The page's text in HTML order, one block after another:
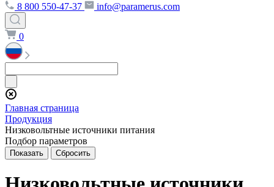
8 800 550-47-37
info@paramerus.com
0
Главная страница
Продукция
Низковольтные источники питания
Подбор параметров